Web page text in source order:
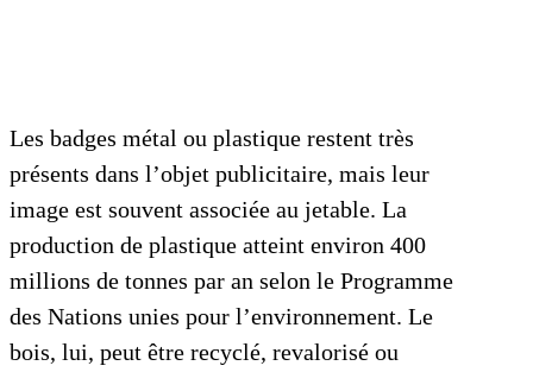
Les badges métal ou plastique restent très
présents dans l’objet publicitaire, mais leur
image est souvent associée au jetable. La
production de plastique atteint environ 400
millions de tonnes par an selon le Programme
des Nations unies pour l’environnement. Le
bois, lui, peut être recyclé, revalorisé ou